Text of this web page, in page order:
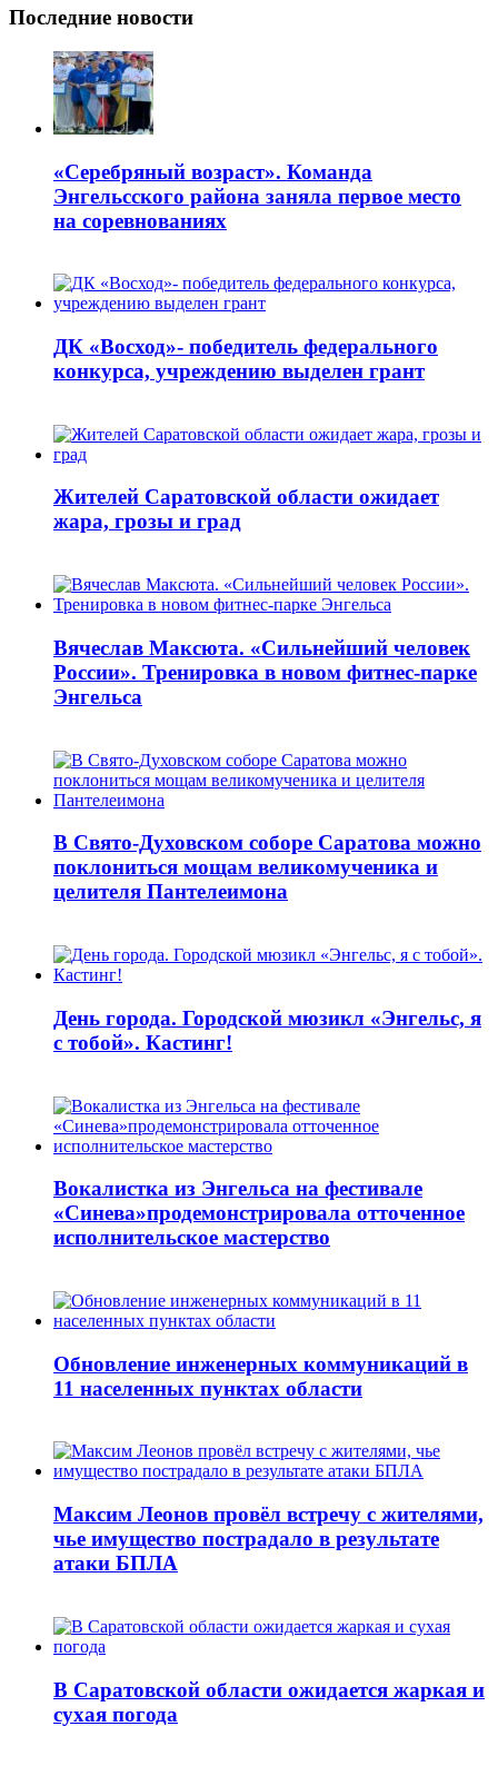
Последние новости
«Серебряный возраст». Команда
Энгельсского района заняла первое место
на соревнованиях
ДК «Восход»- победитель федерального
конкурса, учреждению выделен грант
Жителей Саратовской области ожидает
жара, грозы и град
Вячеслав Максюта. «Сильнейший человек
России». Тренировка в новом фитнес-парке
Энгельса
В Свято-Духовском соборе Саратова можно
поклониться мощам великомученика и
целителя Пантелеимона
День города. Городской мюзикл «Энгельс, я
с тобой». Кастинг!
Вокалистка из Энгельса на фестивале
«Синева»продемонстрировала отточенное
исполнительское мастерство
Обновление инженерных коммуникаций в
11 населенных пунктах области
Максим Леонов провёл встречу с жителями,
чье имущество пострадало в результате
атаки БПЛА
В Саратовской области ожидается жаркая и
сухая погода